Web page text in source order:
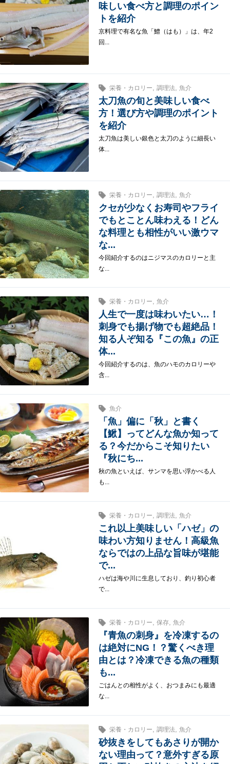
味しい食べ方と調理のポイン
トを紹介
京料理で有名な魚「鱧（はも）」は、年2
回...
栄養・カロリー 調理法, 魚介
太刀魚の旬と美味しい食べ
方！選び方や調理のポイント
を紹介
太刀魚は美しい銀色と太刀のように細長い
体...
栄養・カロリー 調理法, 魚介
クセが少なくお寿司やフライ
でもとことん味わえる！どん
な料理とも相性がいい激ウマ
な...
今回紹介するのはニジマスのカロリーと主
な...
栄養・カロリー, 魚介
人生で一度は味わいたい…！
刺身でも揚げ物でも超絶品！
知る人ぞ知る『この魚』の正
体...
今回紹介するのは、魚のハモのカロリーや
含...
魚介
「魚」偏に「秋」と書く
【鰍】ってどんな魚か知って
る？今だからこそ知りたい
『秋にち...
秋の魚といえば、サンマを思い浮かべる人
も...
栄養・カロリー, 調理法, 魚介
これ以上美味しい「ハゼ」の
味わい方知りません！高級魚
ならではの上品な旨味が堪能
で...
ハゼは海や川に生息しており、釣り初心者
で...
栄養・カロリー, 保存, 魚介
『青魚の刺身』を冷凍するの
は絶対にNG！？驚くべき理
由とは？冷凍できる魚の種類
も...
ごはんとの相性がよく、おつまみにも最適
な...
栄養・カロリー, 調理法, 魚介
砂抜きをしてもあさりが開か
ない理由って？意外すぎる原